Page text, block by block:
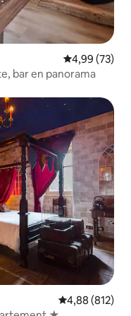
Gemiddelde
4,99 (73)
bar en panorama
Gemiddelde
4,88 (812)